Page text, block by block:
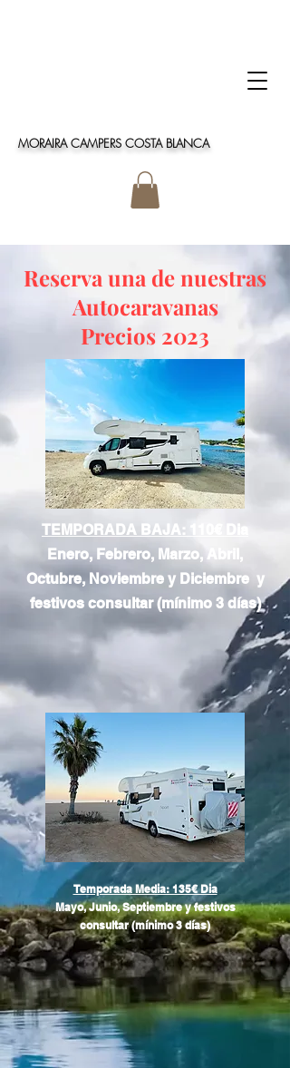
MORAIRA CAMPERS COSTA BLANCA
Reserva una de nuestras
Autocaravanas
Precios 2023
TEMPORADA BAJA: 110€ Dia
Enero, Febrero, Marzo, Abril,
Octubre, Noviembre y Diciembre y
festivos consultar (mínimo 3 días)
Temporada Media: 135€ Dia
Mayo, Junio, Septiembre y festivos
consultar (mínimo 3 días)